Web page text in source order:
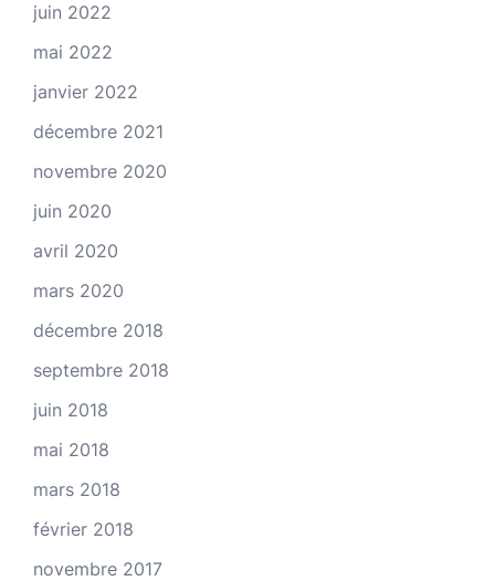
juin 2022
mai 2022
janvier 2022
décembre 2021
novembre 2020
juin 2020
avril 2020
mars 2020
décembre 2018
septembre 2018
juin 2018
mai 2018
mars 2018
février 2018
novembre 2017